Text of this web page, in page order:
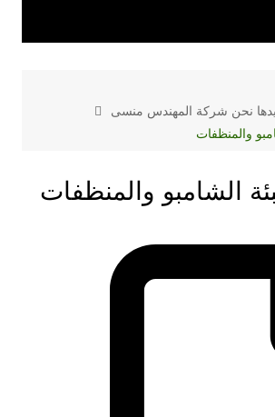
نحن شركة المهندس منسى
والمنظفات
الشامبو والمنظفات